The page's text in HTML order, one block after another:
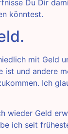
Du Dir
könntest.
mit Geld
ist und andere
Ich
wieder Geld
ich seit